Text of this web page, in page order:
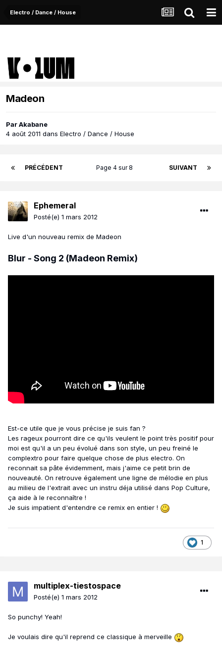
Electro / Dance / House
Madeon
ParAkabane
4 août 2011 dans Electro / Dance / House
PRÉCÉDENT SUIVANT
Page 4 sur 8
Ephemeral
Posté(e) 1 mars 2012
Live d'un nouveau remix de Madeon
Blur - Song 2 (Madeon Remix)
Est-ce utile que je vous précise je suis fan ?
Les rageux pourront dire ce qu'ils veulent le point très positif pour
moi est qu'il a un peu évolué dans son style, un peu freiné le
complextro pour faire quelque chose de plus electro. On
reconnait sa pâte évidemment, mais j'aime ce petit brin de
nouveauté. On retrouve également une ligne de mélodie en plus
au milieu de l'extrait avec un instru déja utilisé dans Pop Culture,
ça aide à le reconnaître !
Je suis impatient d'entendre ce remix en entier !
1
multiplex-tiestospace
Posté(e) 1 mars 2012
So punchy! Yeah!
Je voulais dire qu'il reprend ce classique à merveille